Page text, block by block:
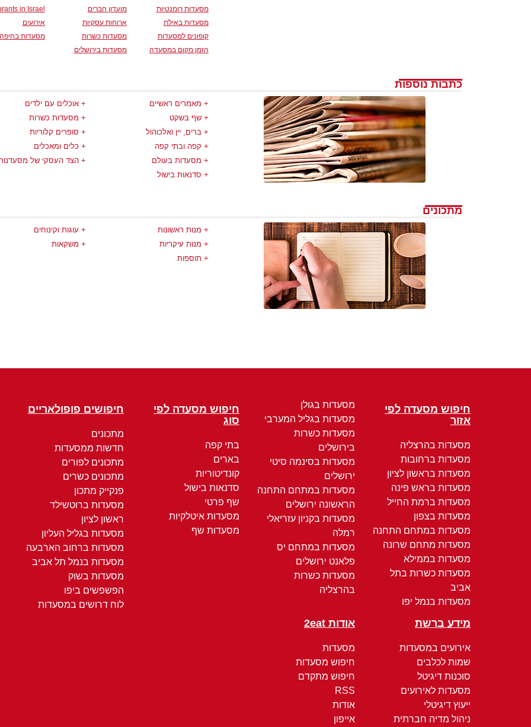
מסעדות רומנטיות
מסעדות באילת
קופונים למסעדות
הזמן מקום במסעדה
מועדון חברים
ארוחות עסקיות
מסעדות כשרות
מסעדות בירושלים
in Israel
אירועים
מסעדות בחיפה
כתבות נוספות
מאמרים ראשיים
שף בשקט
ברים, יין ואלכוהול
קפה ובתי קפה
מסעדות בעולם
סדנאות בישול
אוכלים עם ילדים
מסעדות כשרות
סופרים קלוריות
כלים ומאכלים
הצד העסקי של
מתכונים
מנות ראשונות
מנות עיקריות
תוספות
עוגות וקינוחים
משקאות
חיפוש מסעדה לפי
אזור
מסעדות בהרצליה
מסעדות ברחובות
מסעדות בראשון לציון
מסעדות בראש פינה
מסעדות ברמת החייל
מסעדות בצפון
מסעדות במתחם התחנה
מסעדות מתחם שרונה
מסעדות בממילא
מסעדות כשרות בתל
אביב
מסעדות בנמל יפו
מסעדות בגולן
מסעדות בגליל המערבי
מסעדות כשרות
בירושלים
מסעדות בסינמה סיטי
ירושלים
מסעדות במתחם התחנה
הראשונה ירושלים
מסעדות בקניון עזריאלי
רמלה
מסעדות במתחם יס
פלאנט ירושלים
מסעדות כשרות
בהרצליה
חיפוש מסעדה לפי
סוג
בתי קפה
בארים
קונדיטוריות
סדנאות בישול
שף פרטי
מסעדות איטלקיות
מסעדות שף
חיפושים פופולאריים
מתכונים
חדשות ממסעדות
מתכונים לפורים
מתכונים כשרים
פנקייק מתכון
מסעדות ברוטשילד
ראשון לציון
מסעדות בגליל העליון
מסעדות ברחוב הארבעה
מסעדות בנמל תל אביב
מסעדות בשוק
הפשפשים ביפו
לוח דרושים במסעדות
מידע ברשת
אירועים במסעדות
שמות לכלבים
סוכנות דיגיטל
מסעדות לאירועים
ייעוץ דיגיטלי
ניהול מדיה חברתית
אודות 2eat
מסעדות
חיפוש מסעדות
חיפוש מתקדם
RSS
אודות
אייפון